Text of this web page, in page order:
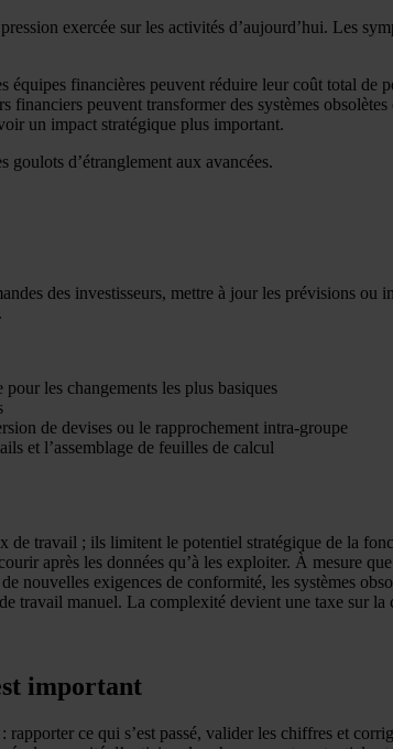
exercée sur les activités d’aujourd’hui. Les
financières peuvent réduire leur coût total de
peuvent transformer des systèmes
un impact stratégique plus important.
goulots d’étranglement aux avancées.
des investisseurs, mettre à jour les prévisions
les changements les plus basiques
de devises ou le rapprochement intra-groupe
et l’assemblage de feuilles de calcul
travail ; ils limitent le potentiel stratégique de la
après les données qu’à les exploiter. À mesure
nouvelles exigences de conformité, les systèmes
travail manuel. La complexité devient une taxe sur la
important
ce qui s’est passé, valider les chiffres et